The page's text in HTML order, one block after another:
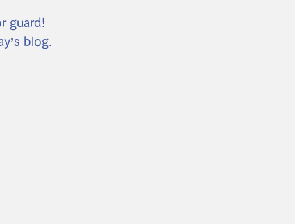
guard!
blog.